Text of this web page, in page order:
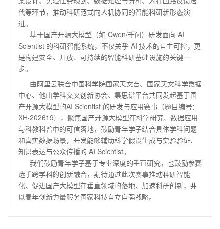
代等环节，推动科研范式向人机协同的智能科研新形态演
进。
Scientist 的科研智能系统，不仅关乎 AI 技术的自主可控，更
是构建安全、开放、可持续的智能科研基础设施的关键一
步。
中心、他山学科交叉创新协会、集思谱平台共同发起基于国
产开源大模型的AI Scientist 的研发与应用赛事（题目编号：
XH-202619），聚焦国产开源大模型在科学研究、数据应用
与科教科普中的可信落地，鼓励青年学子结合具体学科问题
和真实数据场景，开发能够辅助科学假设生成与实验验证、
知识表达与公众传播的 AI Scientist。
选手跨学科的创新融合，期待通过此次赛事推动科研智能
化、促进国产大模型在垂直领域的落地、加速科研创新，并
以青年创新力量服务国家科技自立自强战略。